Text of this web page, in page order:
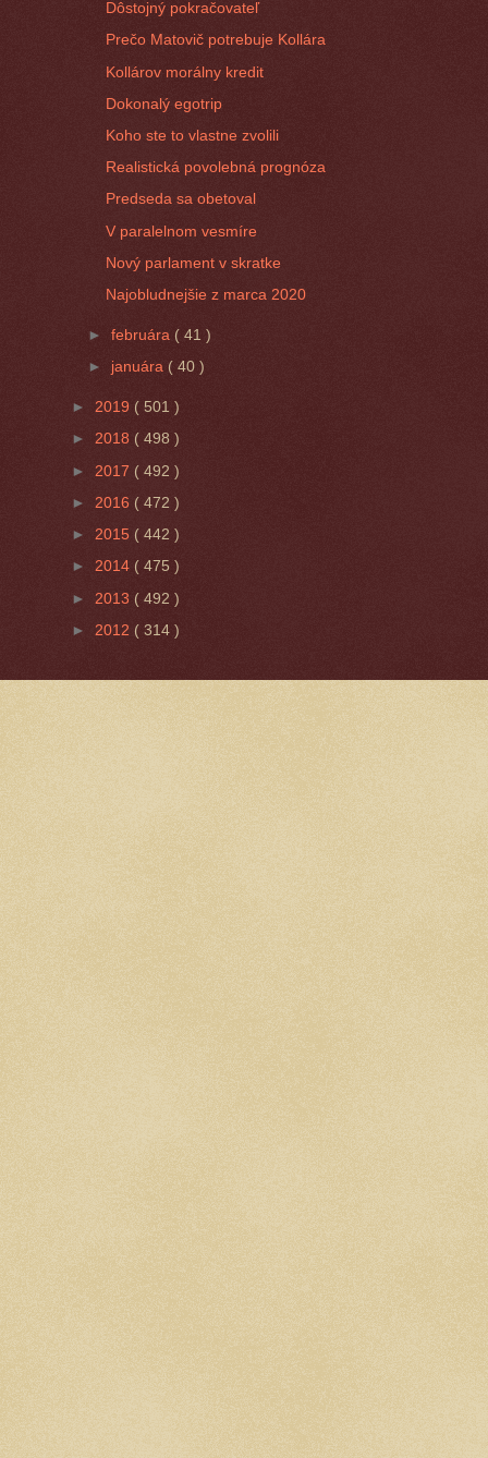
Dôstojný pokračovateľ
Prečo Matovič potrebuje Kollára
Kollárov morálny kredit
Dokonalý egotrip
Koho ste to vlastne zvolili
Realistická povolebná prognóza
Predseda sa obetoval
V paralelnom vesmíre
Nový parlament v skratke
Najobludnejšie z marca 2020
►februára ( 41 )
► januára( 40 )
► 2019 ( 501 )
► 2018 ( 498 )
► 2017 ( 492 )
► 2016 ( 472 )
► 2015 ( 442 )
► 2014 ( 475 )
► 2013 ( 492 )
► 2012 ( 314 )